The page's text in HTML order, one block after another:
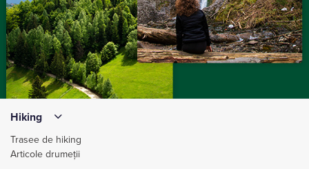
Hiking
Trasee de hiking
Articole drumeții